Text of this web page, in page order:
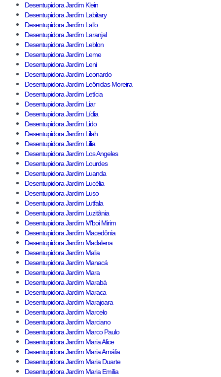
Desentupidora Jardim Klein
Desentupidora Jardim Labitary
Desentupidora Jardim Lallo
Desentupidora Jardim Laranjal
Desentupidora Jardim Leblon
Desentupidora Jardim Leme
Desentupidora Jardim Leni
Desentupidora Jardim Leonardo
Desentupidora Jardim Leônidas Moreira
Desentupidora Jardim Letícia
Desentupidora Jardim Liar
Desentupidora Jardim Lídia
Desentupidora Jardim Lido
Desentupidora Jardim Lilah
Desentupidora Jardim Lilia
Desentupidora Jardim Los Angeles
Desentupidora Jardim Lourdes
Desentupidora Jardim Luanda
Desentupidora Jardim Lucélia
Desentupidora Jardim Luso
Desentupidora Jardim Lutfala
Desentupidora Jardim Luzitânia
Desentupidora Jardim M'boi Mirim
Desentupidora Jardim Macedônia
Desentupidora Jardim Madalena
Desentupidora Jardim Malia
Desentupidora Jardim Manacá
Desentupidora Jardim Mara
Desentupidora Jardim Marabá
Desentupidora Jardim Maraca
Desentupidora Jardim Marajoara
Desentupidora Jardim Marcelo
Desentupidora Jardim Marciano
Desentupidora Jardim Marco Paulo
Desentupidora Jardim Maria Alice
Desentupidora Jardim Maria Amália
Desentupidora Jardim Maria Duarte
Desentupidora Jardim Maria Emília